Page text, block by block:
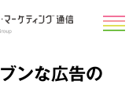
ンな広告の